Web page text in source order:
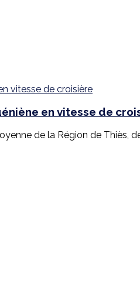
en vitesse de
de la Région de Thiès,